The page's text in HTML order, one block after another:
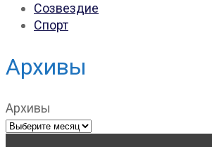
Созвездие
Спорт
Архивы
Архивы